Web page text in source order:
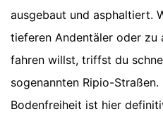
ausgebaut und asphaltiert.
tieferen Andentäler oder zu
fahren willst, triffst du
sogenannten Ripio-
Bodenfreiheit ist hier